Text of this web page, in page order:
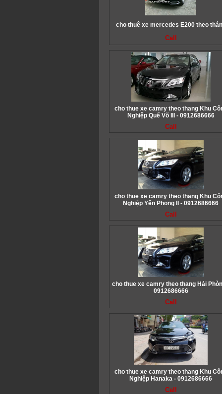
cho thuê xe mercedes E200 theo
Call
cho thue xe camry theo thang Khu
Nghiệp Quế Võ III - 0912686666
Call
cho thue xe camry theo thang Khu
Nghiệp Yên Phong II - 0912686666
Call
cho thue xe camry theo thang Hải
0912686666
Call
cho thue xe camry theo thang Khu
Nghiệp Hanaka - 0912686666
Call